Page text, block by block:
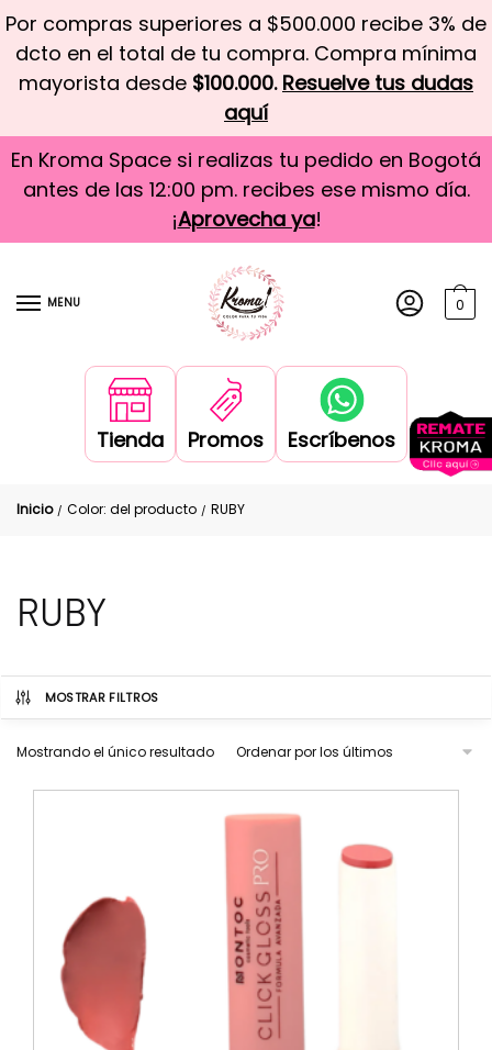
Por compras superiores a $500.000 recibe 3% de
dcto en el total de tu compra. Compra mínima
mayorista desde $100.000. Resuelve tus dudas
aquí
En Kroma Space si realizas tu pedido en Bogotá
antes de las 12:00 pm. recibes ese mismo día.
¡Aprovecha ya!
MENU 0
Tienda Promos Escríbenos
Inicio / Color: del producto / RUBY
RUBY
MOSTRAR FILTROS
Mostrando el único resultado